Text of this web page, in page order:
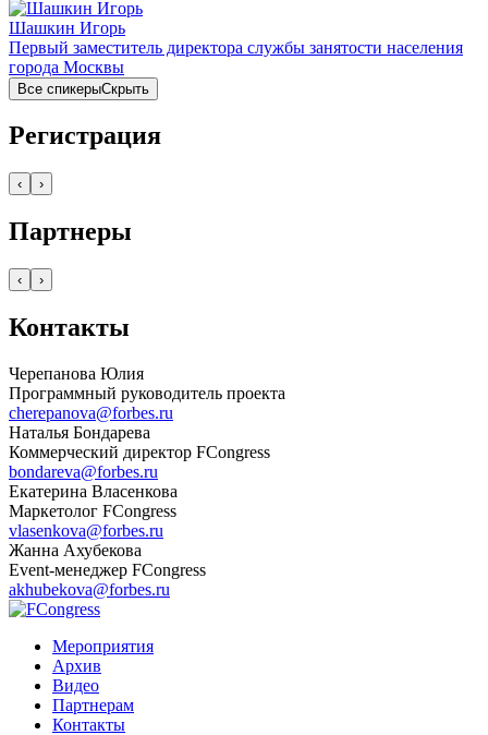
Шашкин Игорь
Первый заместитель директора службы занятости населения
города Москвы
Все спикерыСкрыть
Регистрация
‹ ›
Партнеры
‹ ›
Контакты
Черепанова Юлия
Программный руководитель проекта
cherepanova@forbes.ru
Наталья Бондарева
Коммерческий директор FCongress
bondareva@forbes.ru
Екатерина Власенкова
Маркетолог FCongress
vlasenkova@forbes.ru
Жанна Ахубекова
Event-менеджер FCongress
akhubekova@forbes.ru
Мероприятия
Архив
Видео
Партнерам
Контакты